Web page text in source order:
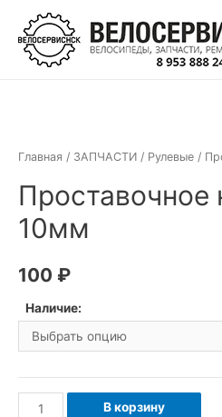
Перейти
содержимому
Главная / ЗАПЧАСТИ / Рулевые /
Проставочное
10мм
100 ₽
Наличие:
Количество
В корзину